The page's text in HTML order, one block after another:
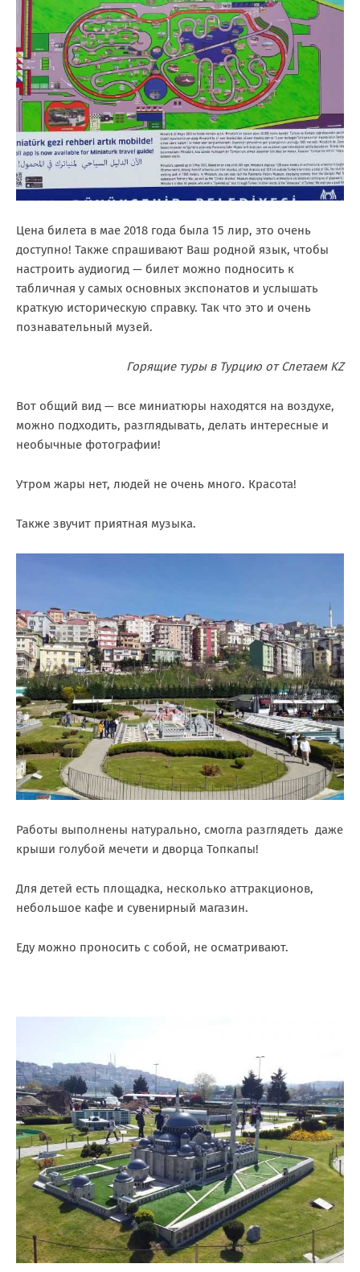
Цена билета в мае 2018 года была 15 лир, это очень
доступно! Также спрашивают Ваш родной язык, чтобы
настроить аудиогид — билет можно подносить к
табличная у самых основных экспонатов и услышать
краткую историческую справку. Так что это и очень
познавательный музей.
Горящие туры в Турцию от Слетаем KZ
Вот общий вид — все миниатюры находятся на воздухе,
можно подходить, разглядывать, делать интересные и
необычные фотографии!
Утром жары нет, людей не очень много. Красота!
Также звучит приятная музыка.
Работы выполнены натурально, смогла разглядеть даже
крыши голубой мечети и дворца Топкапы!
Для детей есть площадка, несколько аттракционов,
небольшое кафе и сувенирный магазин.
Еду можно проносить с собой, не осматривают.